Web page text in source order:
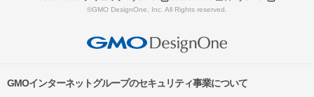
©GMO DesignOne, Inc. All Rights reserved.
GMOインターネットグループのセキュリティ事業について